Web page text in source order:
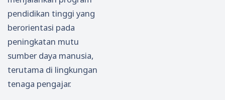
pendidikan tinggi yang
berorientasi pada
peningkatan mutu
sumber daya manusia,
terutama di lingkungan
tenaga pengajar.